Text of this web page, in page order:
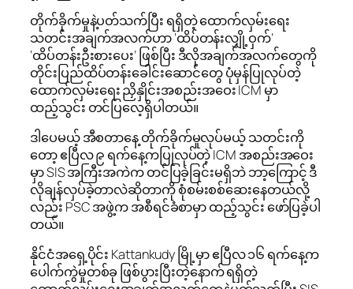
တိုက်ခိုက်မှုနဲ့ပတ်သက်ပြီး ရရှိတဲ့ ထောက်လှမ်းရေး
သတင်းအချက်အလက်ဟာ ‘ထိပ်တန်းလျှို့ဝှက်’
‘ထိပ်တန်းဦးစားပေး’ ဖြစ်ပြီး ဒီလိုအချက်အလက်တွေကို
တိုင်းပြည်ထိပ်တန်းခေါင်းဆောင်တွေ ပုံမှန်ပြုလုပ်တဲ့
ထောက်လှမ်းရေး ညှိနှိုင်းအစည်းအဝေး ICM မှာ
ထည့်သွင်း တင်ပြလေ့ရှိပါတယ်။
ဒါပေမယ့် အီစတာနေ့ တိုက်ခိုက်မှုလုပ်မယ့် သတင်းကို
တော့ ဧပြီလ ၉ ရက်နေ့ကပြုလုပ်တဲ့ ICM အစည်းအဝေး
မှာ SIS အကြီးအကဲက တင်ပြခဲ့ခြင်းမရှိဘဲ ဘာ့ကြောင့် ဒီ
လိုချန်လှပ်ခဲ့တာလဲဆိုတာကို စုံစမ်းစစ်ဆေးနေတယ်လို့
လည်း PSC အဖွဲ့က အစီရင်ခံစာမှာ ထည့်သွင်း ဖော်ပြခဲ့ပါ
တယ်။
နိုင်ငံအရှေ့ပိုင်း Kattankudy မြို့မှာ ဧပြီလ ၁၆ ရက်နေ့က
ပေါက်ကွဲမှုတစ်ခု ဖြစ်ပွားပြီးတဲ့နောက် ရရှိတဲ့